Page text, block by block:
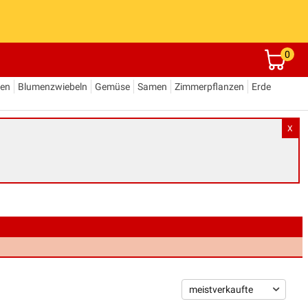
0
Blumenzwiebeln Gemüse Samen Zimmerpflanzen
Erde
X